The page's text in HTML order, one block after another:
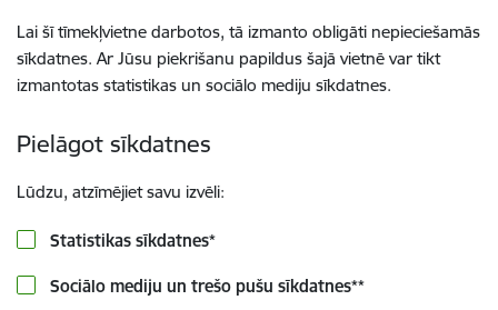
Lai šī tīmekļvietne darbotos, tā izmanto obligāti nepieciešamās
sīkdatnes. Ar Jūsu piekrišanu papildus šajā vietnē var tikt
izmantotas statistikas un sociālo mediju sīkdatnes.
Pielāgot sīkdatnes
Lūdzu, atzīmējiet savu izvēli:
Statistikas sīkdatnes*
Sociālo mediju un trešo pušu sīkdatnes**